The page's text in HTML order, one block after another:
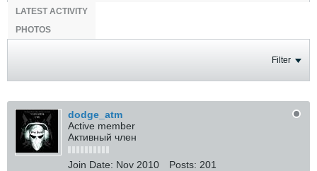
LATEST ACTIVITY
PHOTOS
Filter
dodge_atm
Active member
Активный член
Join Date: Nov 2010 Posts: 201